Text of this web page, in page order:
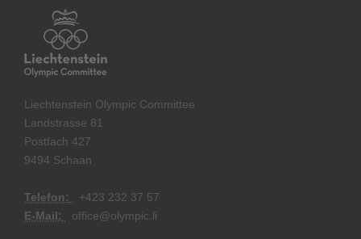
Liechtenstein Olympic Committee
Landstrasse 81
Postfach 427
9494 Schaan
Telefon: +423 232 37 57
E-Mail:
office@olympic.li